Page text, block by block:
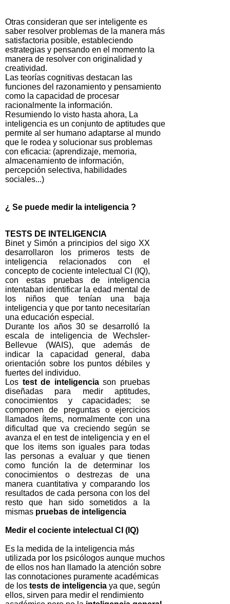
Otras consideran que ser inteligente es
saber resolver problemas de la manera más
satisfactoria posible, estableciendo
estrategias y pensando en el momento la
manera de resolver con originalidad y
creatividad.
Las teorías cognitivas destacan las
funciones del razonamiento y pensamiento
como la capacidad de procesar
racionalmente la información.
Resumiendo lo visto hasta ahora, La
inteligencia es un conjunto de aptitudes que
permite al ser humano adaptarse al mundo
que le rodea y solucionar sus problemas
con eficacia: (aprendizaje, memoria,
almacenamiento de información,
percepción selectiva, habilidades
sociales...)
¿ Se puede medir la inteligencia ?
TESTS DE INTELIGENCIA
Binet y Simón a principios del sigo XX
desarrollaron los primeros tests de
inteligencia relacionados con el
concepto de cociente intelectual CI (IQ),
con estas pruebas de inteligencia
intentaban identificar la edad mental de
los niños que tenían una baja
inteligencia y que por tanto necesitarían
una educación especial.
Durante los años 30 se desarrolló la
escala de inteligencia de Wechsler-
Bellevue (WAIS), que además de
indicar la capacidad general, daba
orientación sobre los puntos débiles y
fuertes del individuo.
Los test de inteligenciason pruebas
diseñadas para medir aptitudes,
conocimientos y capacidades; se
componen de preguntas o ejercicios
llamados ítems, normalmente con una
dificultad que va creciendo según se
avanza el en test de inteligencia y en el
que los items son iguales para todas
las personas a evaluar y que tienen
como función la de determinar los
conocimientos o destrezas de una
manera cuantitativa y comparando los
resultados de cada persona con los del
resto que han sido sometidos a la
mismas pruebas de inteligencia
Medir el cociente intelectual CI (IQ)
Es la medida de la inteligencia más
utilizada por los psicólogos aunque muchos
de ellos nos han llamado la atención sobre
las connotaciones puramente académicas
de los tests de inteligencia ya que, según
ellos, sirven para medir el rendimiento